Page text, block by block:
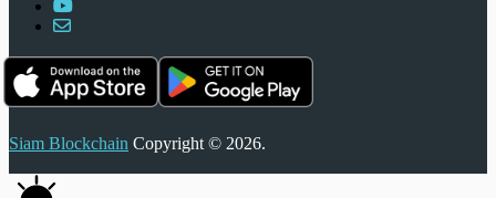
Siam Blockchain Copyright © 2026.